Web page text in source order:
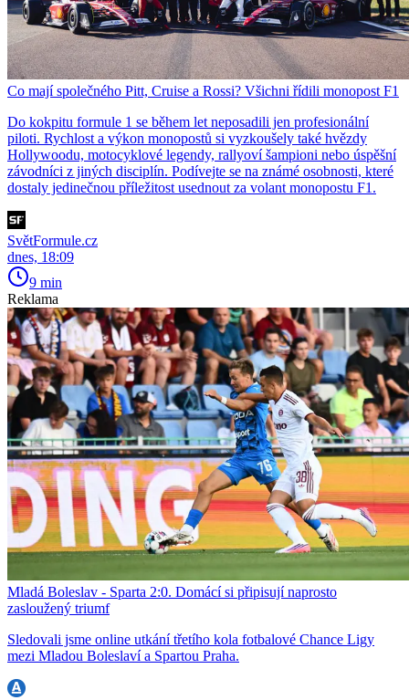
Co mají společného Pitt, Cruise a Rossi? Všichni řídili monopost F1
Do kokpitu formule 1 se během let neposadili jen profesionální
piloti. Rychlost a výkon monopostů si vyzkoušely také hvězdy
Hollywoodu, motocyklové legendy, rallyoví šampioni nebo úspěšní
závodníci z jiných disciplín. Podívejte se na známé osobnosti, které
dostaly jedinečnou příležitost usednout za volant monopostu F1.
SvětFormule.cz
dnes, 18:09
9 min
Reklama
Mladá Boleslav - Sparta 2:0. Domácí si připisují naprosto
zasloužený triumf
Sledovali jsme online utkání třetího kola fotbalové Chance Ligy
mezi Mladou Boleslaví a Spartou Praha.